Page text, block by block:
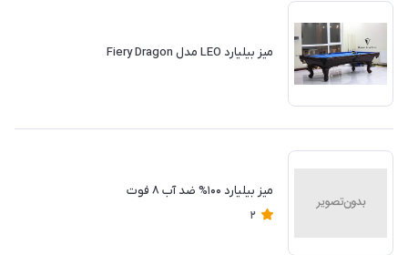
میز بیلیارد LEO مدل Fiery Dragon
میز بیلیارد ۱۰۰% ضد آب ۸ فوت
2